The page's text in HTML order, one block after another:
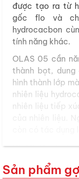
được tạo ra từ
gốc flo và
hydrocacbon
tính năng khác.
OLAS 05 cần
thành bọt,
hình thành lớp
nhiên liệu
nhiên liệu tiếp
còn có tác dụng
OLAS 05 phù
thể bảo quản và
Sản phẩm